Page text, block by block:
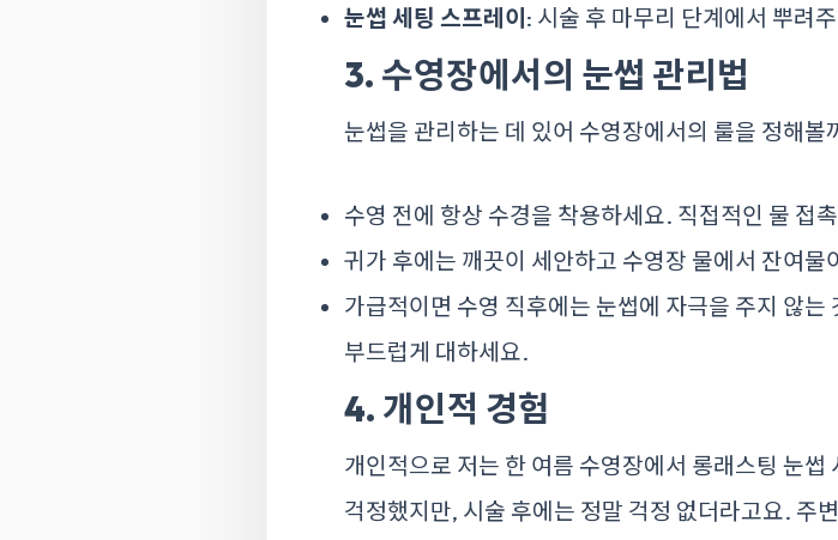
눈썹 세팅 스프레이 : 시술 후 마무리 단계에서 뿌려
3. 수영장에서의 눈썹 관리법
눈썹을 관리하는 데 있어 수영장에서의 룰을 정해볼
수영 전에 항상 수경을 착용하세요. 직접적인 물 접
귀가 후에는 깨끗이 세안하고 수영장 물에서 잔여
가급적이면 수영 직후에는 눈썹에 자극을 주지 않
부드럽게 대하세요.
4. 개인적 경험
개인적으로 저는 한 여름 수영장에서 롱래스팅 눈
걱정했지만, 시술 후에는 정말 걱정 없더라고요. 주